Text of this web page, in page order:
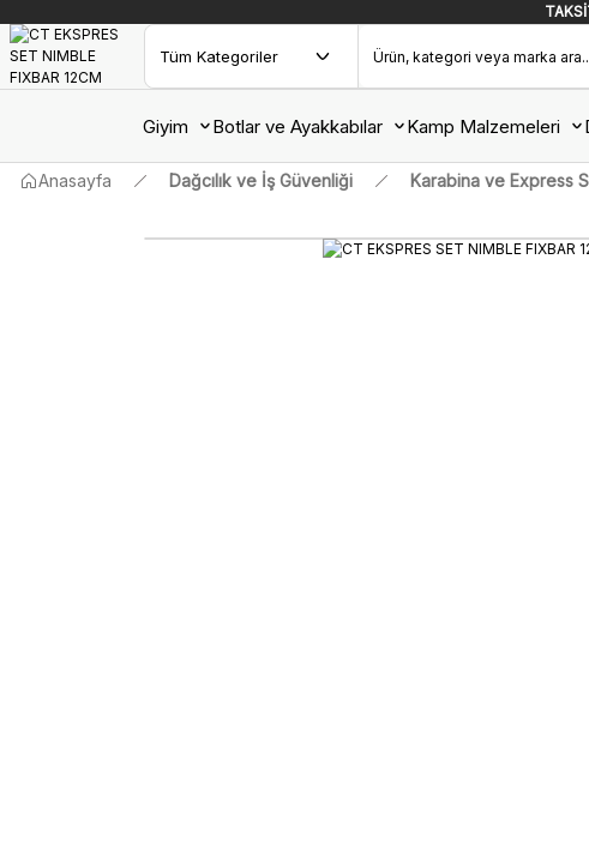
Giyim Botlar ve Ayakkabılar Kamp Malzemeleri
Anasayfa Dağcılık ve İş Güvenliği Karabina ve Express